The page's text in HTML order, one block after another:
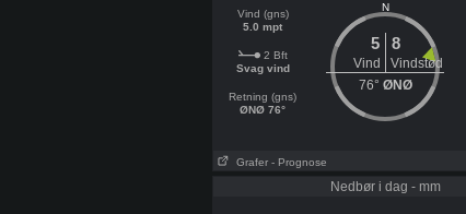
Vind (gns)
5.0 mpt
2 Bft
Svag vind
Retning (gns)
ØNØ 76°
N
5 8
Vind
Vindstød
76° ØNØ
Grafer - Prognose
Nedbør i dag - mm